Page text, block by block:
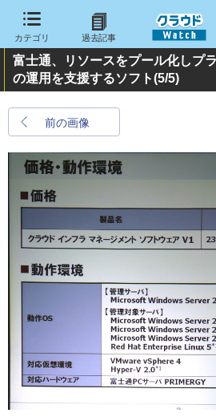
カテゴリ 過去記事
富士通、リソースをプール化しプ
の運用を支援するソフト(5/5)
前の画像